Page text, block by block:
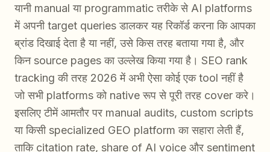
यानी manual या programmatic तरीके से AI platforms
में अपनी target queries डालकर यह रिकॉर्ड करना कि आपका
ब्रांड दिखाई देता है या नहीं, उसे किस तरह बताया गया है, और
किन source pages का उल्लेख किया गया है। SEO rank
tracking की तरह 2026 में अभी ऐसा कोई एक tool नहीं है
जो सभी platforms को native रूप से पूरी तरह cover करे।
इसलिए टीमें आमतौर पर manual audits, custom scripts
या किसी specialized GEO platform का सहारा लेती हैं,
ताकि citation rate, share of AI voice और sentiment